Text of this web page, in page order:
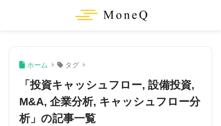
ホーム タグ
「投資キャッシュフロー, 設備投資,
M&A, 企業分析, キャッシュフロー分
析」の記事一覧